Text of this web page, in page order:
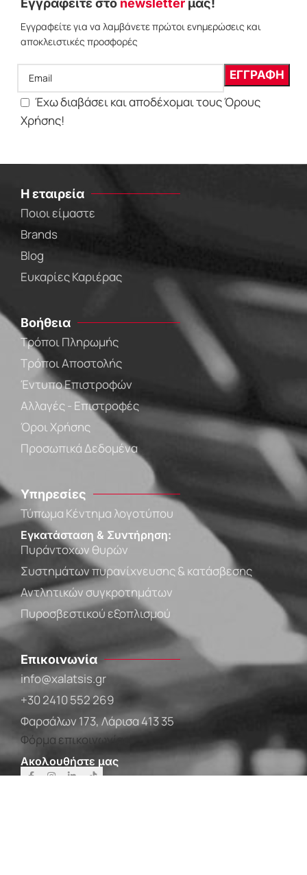
Εγγραφείτε για να λαμβάνετε πρώτοι ενημερώσεις και
αποκλειστικές προσφορές
Έχω διαβάσει και αποδέχομαι τους Όρους
Χρήσης!
Η εταιρεία
Ποιοι είμαστε
Brands
Blog
Ευκαρίες Καριέρας
Βοήθεια
Τρόποι Πληρωμής
Τρόποι Αποστολής
Έντυπο Επιστροφών
Αλλαγές - Επιστροφές
Όροι Χρήσης
Προσωπικά Δεδομένα
Υπηρεσίες
Τύπωμα Κέντημα λογοτύπου
Εγκατάσταση & Συντήρηση:
Πυράντοχων θυρών
Συστημάτων πυρανίχνευσης & κατάσβεσης
Αντλητικών συγκροτημάτων
Πυροσβεστικού εξοπλισμού
Επικοινωνία
info@xalatsis.gr
+30 2410 552 269
Φαρσάλων 173, Λάρισα 413 35
Φόρμα επικοινωνίας
Ακολουθήστε μας